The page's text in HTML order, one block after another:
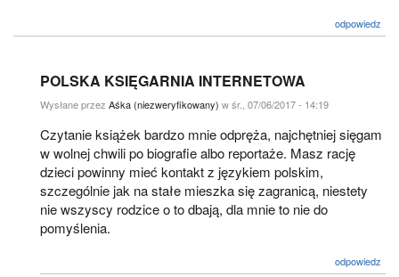
odpowiedz
POLSKA KSIĘGARNIA INTERNETOWA
Wysłane przez Aśka (niezweryfikowany) w śr., 07/06/2017 - 14:19
Czytanie książek bardzo mnie odpręża, najchętniej sięgam
w wolnej chwili po biografie albo reportaże. Masz rację
dzieci powinny mieć kontakt z językiem polskim,
szczególnie jak na stałe mieszka się zagranicą, niestety
nie wszyscy rodzice o to dbają, dla mnie to nie do
pomyślenia.
odpowiedz